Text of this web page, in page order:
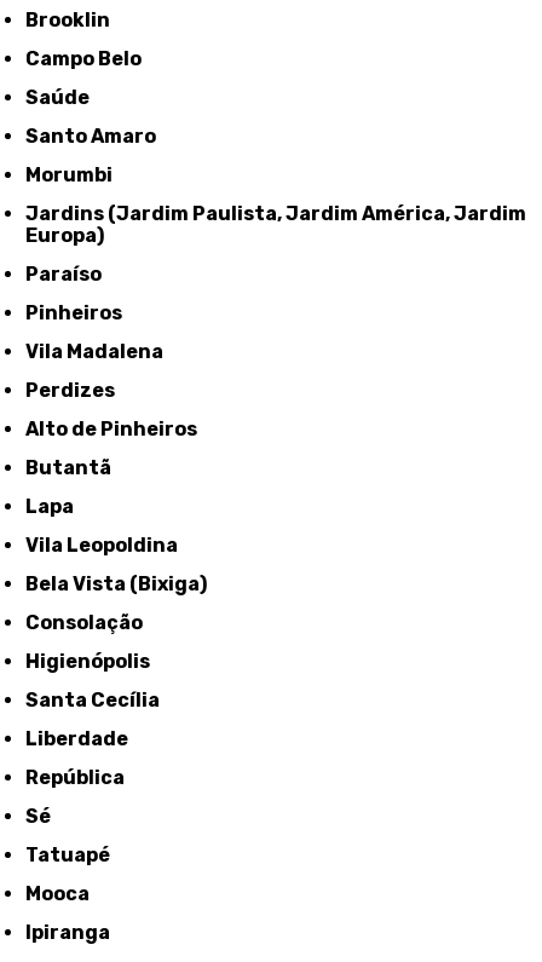
Brooklin
Campo Belo
Saúde
Santo Amaro
Morumbi
Jardins (Jardim Paulista, Jardim América, Jardim
Europa)
Paraíso
Pinheiros
Vila Madalena
Perdizes
Alto de Pinheiros
Butantã
Lapa
Vila Leopoldina
Bela Vista (Bixiga)
Consolação
Higienópolis
Santa Cecília
Liberdade
República
Sé
Tatuapé
Mooca
Ipiranga